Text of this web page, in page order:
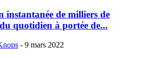
instantanée de milliers de
quotidien à portée de...
- 9 mars 2022